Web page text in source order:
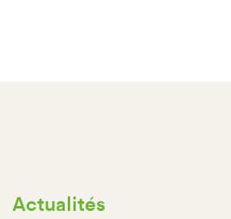
Actualités